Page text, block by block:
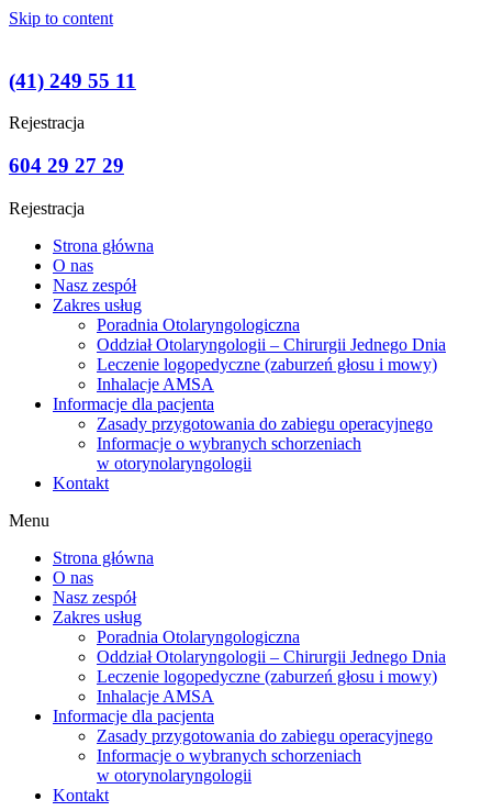
Skip to content
(41) 249 55 11
Rejestracja
604 29 27 29
Rejestracja
Strona główna
O nas
Nasz zespół
Zakres usług
Poradnia Otolaryngologiczna
Oddział Otolaryngologii – Chirurgii Jednego Dnia
Leczenie logopedyczne (zaburzeń głosu i mowy)
Inhalacje AMSA
Informacje dla pacjenta
Zasady przygotowania do zabiegu operacyjnego
Informacje o wybranych schorzeniach
w otorynolaryngologii
Kontakt
Menu
Strona główna
O nas
Nasz zespół
Zakres usług
Poradnia Otolaryngologiczna
Oddział Otolaryngologii – Chirurgii Jednego Dnia
Leczenie logopedyczne (zaburzeń głosu i mowy)
Inhalacje AMSA
Informacje dla pacjenta
Zasady przygotowania do zabiegu operacyjnego
Informacje o wybranych schorzeniach
w otorynolaryngologii
Kontakt